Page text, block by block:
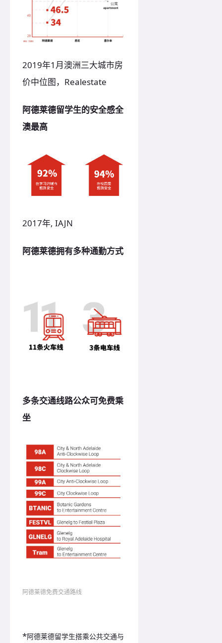
2019年1月澳洲三大城市房
价中位图，Realestate
阿德莱德留学生的安全感全
澳最高
2017年, IAJN
阿德莱德拥有多种通勤方式
多条交通线路公众可免费乘
坐
阿德莱德免费交通路线
*阿德莱德留学生搭乘公共交通与